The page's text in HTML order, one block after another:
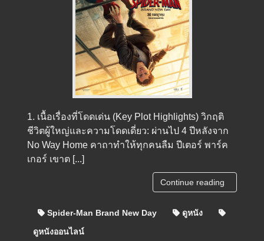
1. เนื้อเรื่องที่โดดเด่น (Key Plot Highlights) วิกฤติ
ชีวิตผู้ใหญ่และความโดดเดี่ยว: ผ่านไป 4 ปีหลังจาก
No Way Home คาถาทำให้ทุกคนลืม ปีเตอร์ พาร์ค
เกอร์ เขาต [...]
Continue reading
Spider-Man Brand New Day
ดูหนัง
ดูหนังออนไลน์